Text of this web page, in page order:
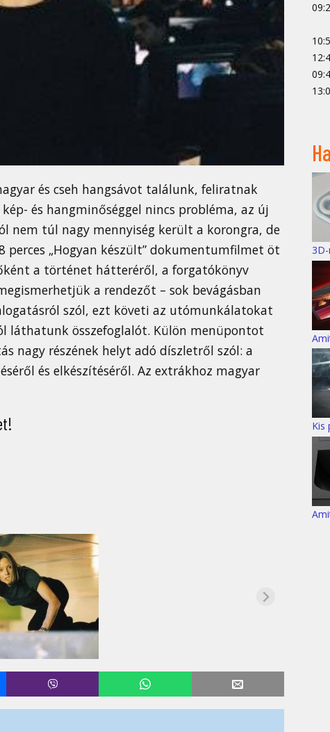
és cseh hangsávot találunk, feliratnak
és hangminőséggel nincs probléma, az új
nem túl nagy mennyiség került a korongra, de
perces „Hogyan készült” dokumentumfilmet öt
a történet hátteréről, a forgatókönyv
a rendezőt – sok bevágásban
szól, ezt követi az utómunkálatokat
láthatunk összefoglalót. Külön menüpontot
nagy részének helyt adó díszletről szól: a
és elkészítéséről. Az extrákhoz magyar
Kis